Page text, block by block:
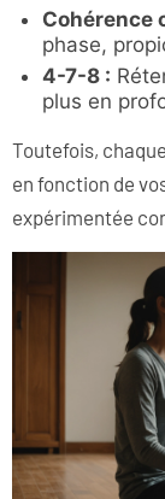
Cohérence
phase,
4-7-8 :
plus en
Toutefois,
en fonction de
expérimentée